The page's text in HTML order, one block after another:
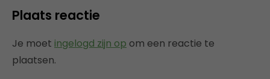
Plaats reactie
Je moet ingelogd zijn op om een reactie te
plaatsen.